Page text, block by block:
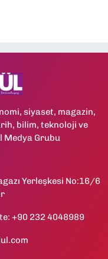
siyaset, magazin,
bilim, teknoloji ve
Medya Grubu
Yerleşkesi No:16/6
+90 232 4048989